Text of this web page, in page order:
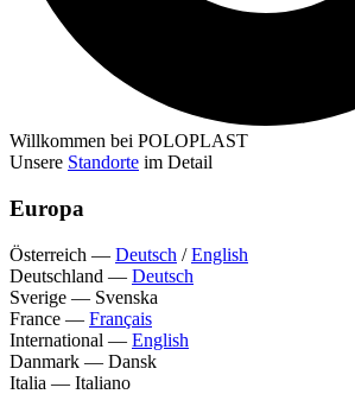
Willkommen bei POLOPLAST
Unsere Standorte im Detail
Europa
Österreich — Deutsch /English
Deutschland — Deutsch
Sverige — Svenska
France — Français
International — English
Danmark — Dansk
Italia — Italiano